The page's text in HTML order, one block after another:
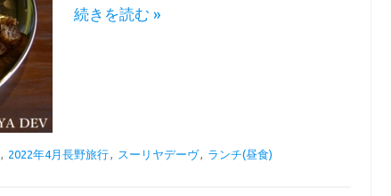
続きを読む »
, 2022年4月長野旅行, スーリヤデーヴ, ランチ(昼食)